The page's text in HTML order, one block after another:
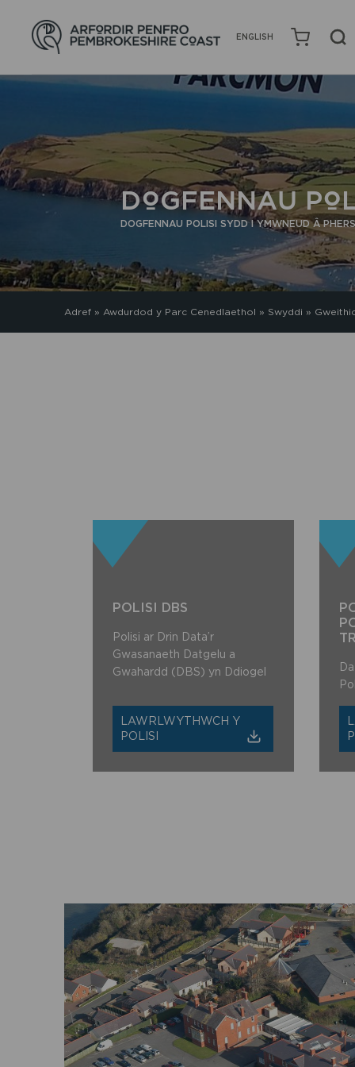
ENGLISH
DOGFENNAU
DOGFENNAU POLISI SYDD I YMWNEUD Â
Adref» Awdurdod y Parc Cenedlaethol » Swyddi »
POLISI DBS
Polisi ar Drin Data’r
Gwasanaeth Datgelu a
Gwahardd (DBS) yn Ddiogel​
LAWRLWYTHWCH Y
POLISI